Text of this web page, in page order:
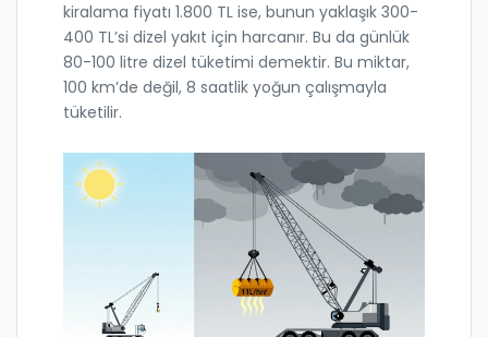
kiralama fiyatı 1.800 TL ise, bunun yaklaşık 300-
400 TL’si dizel yakıt için harcanır. Bu da günlük
80-100 litre dizel tüketimi demektir. Bu miktar,
100 km’de değil, 8 saatlik yoğun çalışmayla
tüketilir.